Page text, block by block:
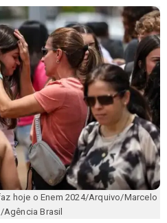
hoje o Enem 2024/Arquivo/Marcelo
Agência Brasil